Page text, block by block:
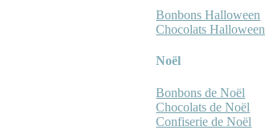
Bonbons Halloween
Chocolats Halloween
Noël
Bonbons de Noël
Chocolats de Noël
Confiserie de Noël